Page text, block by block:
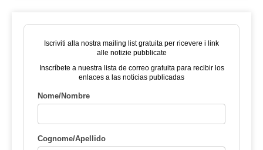
Iscriviti alla nostra mailing list gratuita per ricevere i link
alle notizie pubblicate
Inscríbete a nuestra lista de correo gratuita para recibir los
enlaces a las noticias publicadas
Nome/Nombre
Cognome/Apellido